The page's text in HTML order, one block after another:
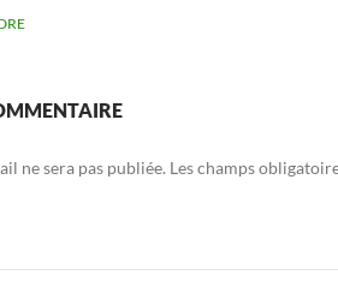
ne sera pas publiée. Les champs